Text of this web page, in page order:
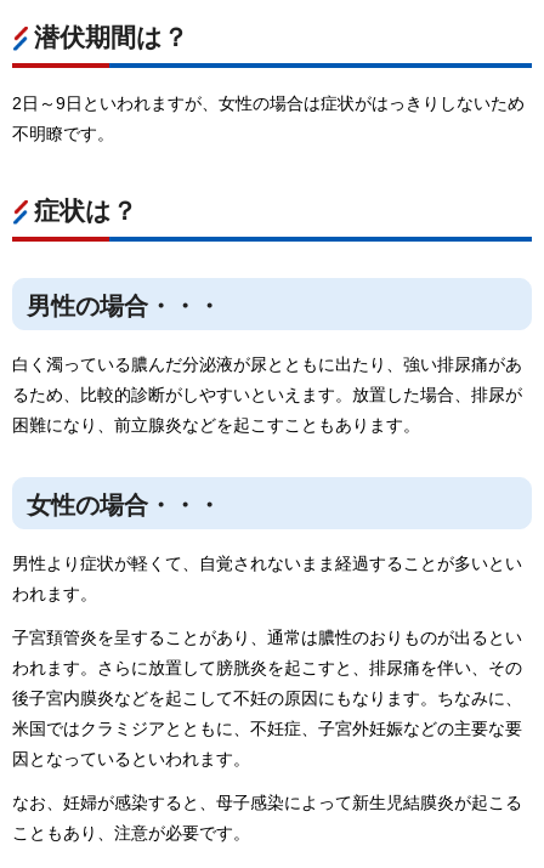
潜伏期間は？
2日～9日といわれますが、女性の場合は症状がはっきりしないため
不明瞭です。
症状は？
男性の場合・・・
白く濁っている膿んだ分泌液が尿とともに出たり、強い排尿痛があ
るため、比較的診断がしやすいといえます。放置した場合、排尿が
困難になり、前立腺炎などを起こすこともあります。
女性の場合・・・
男性より症状が軽くて、自覚されないまま経過することが多いとい
われます。
子宮頚管炎を呈することがあり、通常は膿性のおりものが出るとい
われます。さらに放置して膀胱炎を起こすと、排尿痛を伴い、その
後子宮内膜炎などを起こして不妊の原因にもなります。ちなみに、
米国ではクラミジアとともに、不妊症、子宮外妊娠などの主要な要
因となっているといわれます。
なお、妊婦が感染すると、母子感染によって新生児結膜炎が起こる
こともあり、注意が必要です。